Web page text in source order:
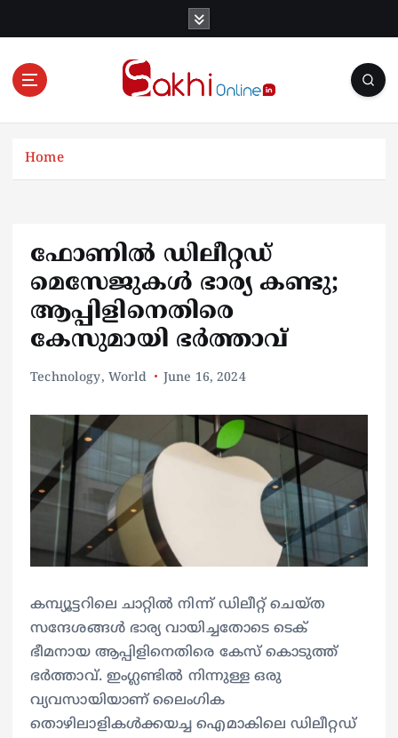
Online News Portal
Home
ഫോണില്‍ ഡിലീറ്റഡ്
മെസേജുകള്‍ ഭാര്യ കണ്ടു;
ആപ്പിളിനെതിരെ
കേസുമായി ഭര്‍ത്താവ്
Technology, World June 16, 2024
കമ്പ്യൂട്ടറിലെ ചാറ്റില്‍ നിന്ന് ഡിലീറ്റ് ചെയ്ത
സന്ദേശങ്ങള്‍ ഭാര്യ വായിച്ചതോടെ ടെക്
ഭീമനായ ആപ്പിളിനെതിരെ കേസ് കൊടുത്ത്
ഭര്‍ത്താവ്. ഇംഗ്ലണ്ടില്‍ നിന്നുള്ള ഒരു
വ്യവസായിയാണ് ലൈംഗിക
തൊഴിലാളികള്‍ക്കയച്ച ഐമാകിലെ ഡിലീറ്റഡ്